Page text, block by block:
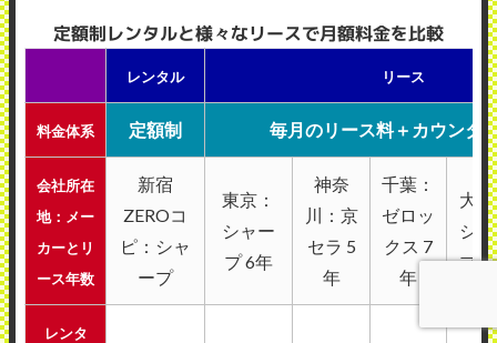
定額制レンタルと様々なリースで月額料金を比較
レンタル リース
料金体系 定額制 毎月のリース料＋カウンタ
会社所在
地：メー
カーとリ
ース年数
新宿
ZEROコ
ピ：シャ
ープ
東京：
シャー
プ 6年
神奈
川：京
セラ 5
年
千葉：
ゼロッ
クス 7
年
大
シ
プ 4
レンタ